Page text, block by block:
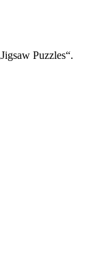
Puzzles“.